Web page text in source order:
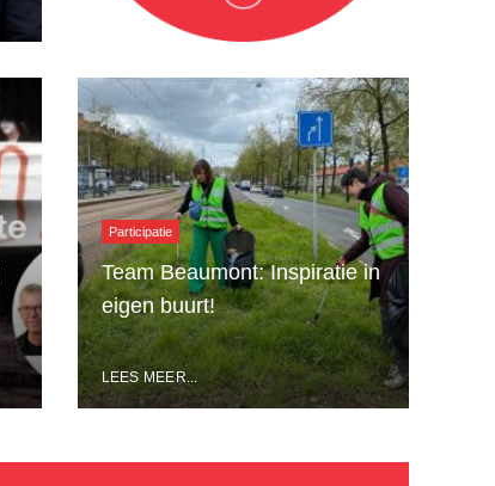
Participatie
Team Beaumont: Inspiratie in
eigen buurt!
LEES MEER...